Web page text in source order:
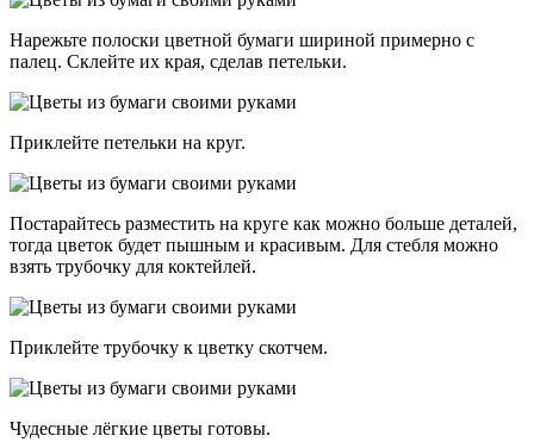
Нарежьте полоски цветной бумаги шириной примерно с
палец. Склейте их края, сделав петельки.
Приклейте петельки на круг.
Постарайтесь разместить на круге как можно больше деталей,
тогда цветок будет пышным и красивым. Для стебля можно
взять трубочку для коктейлей.
Приклейте трубочку к цветку скотчем.
Чудесные лёгкие цветы готовы.